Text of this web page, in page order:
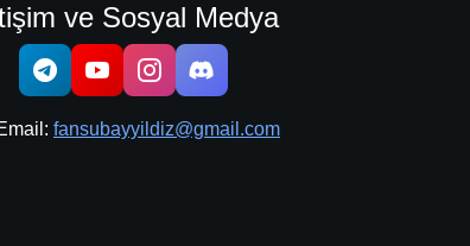
ve Sosyal Medya
fansubayyildiz@gmail.com